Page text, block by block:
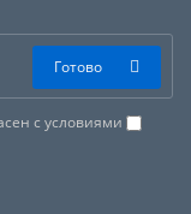
с условиями
Готово